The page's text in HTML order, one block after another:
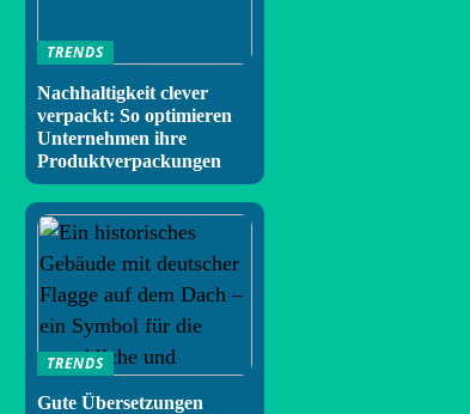
TRENDS
Nachhaltigkeit clever
verpackt: So optimieren
Unternehmen ihre
Produktverpackungen
TRENDS
Gute Übersetzungen